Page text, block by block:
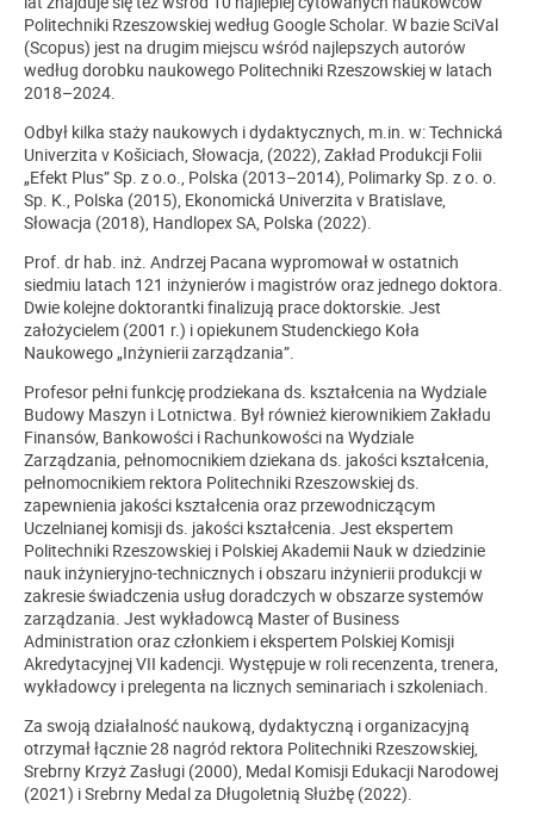
Politechniki Rzeszowskiej według Google Scholar. W bazie SciVal
(Scopus) jest na drugim miejscu wśród najlepszych autorów
według dorobku naukowego Politechniki Rzeszowskiej w latach
2018–2024.
Odbył kilka staży naukowych i dydaktycznych, m.in. w: Technická
Univerzita v Košiciach, Słowacja, (2022), Zakład Produkcji Folii
„Efekt Plus” Sp. z o.o., Polska (2013–2014), Polimarky Sp. z o. o.
Sp. K., Polska (2015), Ekonomická Univerzita v Bratislave,
Słowacja (2018), Handlopex SA, Polska (2022).
Prof. dr hab. inż. Andrzej Pacana wypromował w ostatnich
siedmiu latach 121 inżynierów i magistrów oraz jednego doktora.
Dwie kolejne doktorantki finalizują prace doktorskie. Jest
założycielem (2001 r.) i opiekunem Studenckiego Koła
Naukowego „Inżynierii zarządzania”.
Profesor pełni funkcję prodziekana ds. kształcenia na Wydziale
Budowy Maszyn i Lotnictwa. Był również kierownikiem Zakładu
Finansów, Bankowości i Rachunkowości na Wydziale
Zarządzania, pełnomocnikiem dziekana ds. jakości kształcenia,
pełnomocnikiem rektora Politechniki Rzeszowskiej ds.
zapewnienia jakości kształcenia oraz przewodniczącym
Uczelnianej komisji ds. jakości kształcenia. Jest ekspertem
Politechniki Rzeszowskiej i Polskiej Akademii Nauk w dziedzinie
nauk inżynieryjno-technicznych i obszaru inżynierii produkcji w
zakresie świadczenia usług doradczych w obszarze systemów
zarządzania. Jest wykładowcą Master of Business
Administration oraz członkiem i ekspertem Polskiej Komisji
Akredytacyjnej VII kadencji. Występuje w roli recenzenta, trenera,
wykładowcy i prelegenta na licznych seminariach i szkoleniach.
Za swoją działalność naukową, dydaktyczną i organizacyjną
otrzymał łącznie 28 nagród rektora Politechniki Rzeszowskiej,
Srebrny Krzyż Zasługi (2000), Medal Komisji Edukacji Narodowej
(2021) i Srebrny Medal za Długoletnią Służbę (2022).